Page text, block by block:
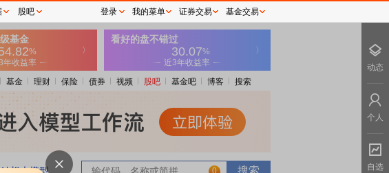
基金 理财 保险 债券 视频 股吧 基金吧 博客 搜索
0
股吧 登录 我的菜单 证券交易 基金交易
动态
个人
自选